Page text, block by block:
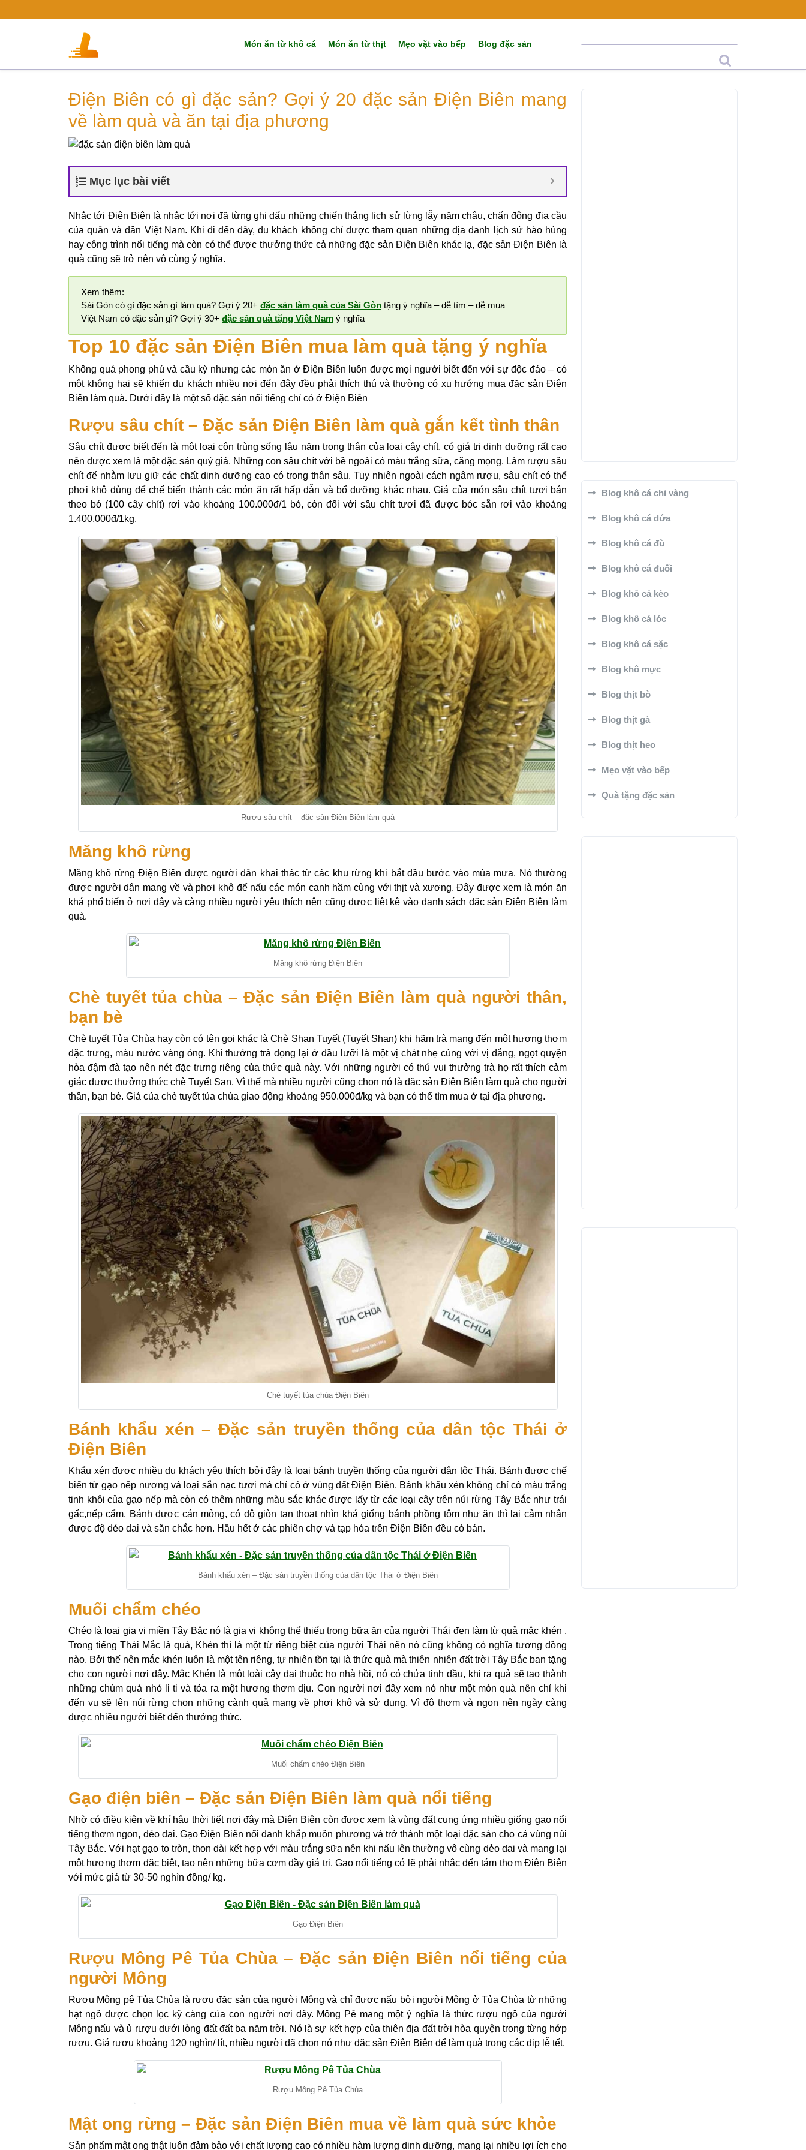
to
Món ăn từ khô cá Món ăn từ thịt Mẹo vặt vào bếp Blog đặc sản
Điện Biên có gì đặc sản? Gợi ý 20 đặc sản Điện Biên mang
về làm quà và ăn tại địa phương
Mục lục bài viết
Nhắc tới Điện Biên là nhắc tới nơi đã từng ghi dấu những chiến thắng lịch sử lừng lẫy năm châu, chấn động địa cầu
của quân và dân Việt Nam. Khi đi đến đây, du khách không chỉ được tham quan những địa danh lịch sử hào hùng
hay công trình nổi tiếng mà còn có thể được thưởng thức cả những đặc sản Điện Biên khác lạ, đặc sản Điện Biên là
quà cũng sẽ trở nên vô cùng ý nghĩa.
Xem thêm:
Sài Gòn có gì đặc sản gì làm quà? Gợi ý 20+ đặc sản làm quà của Sài Gòn tặng ý nghĩa – dễ tìm – dễ mua
Việt Nam có đặc sản gì? Gợi ý 30+ đặc sản quà tặng Việt Nam ý nghĩa
Top 10 đặc sản Điện Biên mua làm quà tặng ý nghĩa
Không quá phong phú và cầu kỳ nhưng các món ăn ở Điện Biên luôn được mọi người biết đến với sự độc đáo – có
một không hai sẽ khiến du khách nhiều nơi đến đây đều phải thích thú và thường có xu hướng mua đặc sản Điện
Biên làm quà. Dưới đây là một số đặc sản nổi tiếng chỉ có ở Điện Biên
Rượu sâu chít – Đặc sản Điện Biên làm quà gắn kết tình thân
Sâu chít được biết đến là một loại côn trùng sống lâu năm trong thân của loại cây chít, có giá trị dinh dưỡng rất cao
nên được xem là một đặc sản quý giá. Những con sâu chít với bề ngoài có màu trắng sữa, căng mọng. Làm rượu sâu
chít để nhằm lưu giữ các chất dinh dưỡng cao có trong thân sâu. Tuy nhiên ngoài cách ngâm rượu, sâu chít có thể
phơi khô dùng để chế biến thành các món ăn rất hấp dẫn và bổ dưỡng khác nhau. Giá của món sâu chít tươi bán
theo bó (100 cây chít) rơi vào khoảng 100.000đ/1 bó, còn đối với sâu chít tươi đã được bóc sẵn rơi vào khoảng
1.400.000đ/1kg.
Rượu sâu chít – đặc sản Điện Biên làm quà
Măng khô rừng
Măng khô rừng Điện Biên được người dân khai thác từ các khu rừng khi bắt đầu bước vào mùa mưa. Nó thường
được người dân mang về và phơi khô để nấu các món canh hầm cùng với thịt và xương. Đây được xem là món ăn
khá phổ biến ở nơi đây và càng nhiều người yêu thích nên cũng được liệt kê vào danh sách đặc sản Điện Biên làm
quà.
Măng khô rừng Điện Biên
Chè tuyết tủa chùa – Đặc sản Điện Biên làm quà người thân,
bạn bè
Chè tuyết Tủa Chùa hay còn có tên gọi khác là Chè Shan Tuyết (Tuyết Shan) khi hãm trà mang đến một hương thơm
đặc trưng, màu nước vàng óng. Khi thưởng trà đọng lại ở đầu lưỡi là một vị chát nhẹ cùng với vị đắng, ngọt quyện
hòa đậm đà tạo nên nét đặc trưng riêng của thức quà này. Với những người có thú vui thưởng trà họ rất thích cảm
giác được thưởng thức chè Tuyết San. Vì thế mà nhiều người cũng chọn nó là đặc sản Điện Biên làm quà cho người
thân, bạn bè. Giá của chè tuyết tủa chùa giao động khoảng 950.000đ/kg và bạn có thể tìm mua ở tại địa phương.
Chè tuyết tủa chùa Điện Biên
Bánh khẩu xén – Đặc sản truyền thống của dân tộc Thái ở
Điện Biên
Khẩu xén được nhiều du khách yêu thích bởi đây là loại bánh truyền thống của người dân tộc Thái. Bánh được chế
biến từ gạo nếp nương và loại sắn nạc tươi mà chỉ có ở vùng đất Điện Biên. Bánh khẩu xén không chỉ có màu trắng
tinh khôi của gạo nếp mà còn có thêm những màu sắc khác được lấy từ các loại cây trên núi rừng Tây Bắc như trái
gấc,nếp cẩm. Bánh được cán mỏng, có độ giòn tan thoạt nhìn khá giống bánh phồng tôm như ăn thì lại cảm nhận
được độ dẻo dai và săn chắc hơn. Hầu hết ở các phiên chợ và tạp hóa trên Điện Biên đều có bán.
Bánh khẩu xén – Đặc sản truyền thống của dân tộc Thái ở Điện Biên
Muối chẩm chéo
Chéo là loại gia vị miền Tây Bắc nó là gia vị không thể thiếu trong bữa ăn của người Thái đen làm từ quả mắc khén .
Trong tiếng Thái Mắc là quả, Khén thì là một từ riêng biệt của người Thái nên nó cũng không có nghĩa tương đồng
nào. Bởi thế nên mắc khén luôn là một tên riêng, tự nhiên tồn tại là thức quà mà thiên nhiên đất trời Tây Bắc ban tặng
cho con người nơi đây. Mắc Khén là một loài cây dại thuộc họ nhà hồi, nó có chứa tinh dầu, khi ra quả sẽ tạo thành
những chùm quả nhỏ li ti và tỏa ra một hương thơm dịu. Con người nơi đây xem nó như một món quà nên chỉ khi
đến vụ sẽ lên núi rừng chọn những cành quả mang về phơi khô và sử dụng. Vì độ thơm và ngon nên ngày càng
được nhiều người biết đến thưởng thức.
Muối chẩm chéo Điện Biên
Gạo điện biên – Đặc sản Điện Biên làm quà nổi tiếng
Nhờ có điều kiện về khí hậu thời tiết nơi đây mà Điện Biên còn được xem là vùng đất cung ứng nhiều giống gạo nổi
tiếng thơm ngon, dẻo dai. Gạo Điện Biên nổi danh khắp muôn phương và trở thành một loại đặc sản cho cả vùng núi
Tây Bắc. Với hạt gạo to tròn, thon dài kết hợp với màu trắng sữa nên khi nấu lên thường vô cùng dẻo dai và mang lại
một hương thơm đặc biệt, tạo nên những bữa cơm đầy giá trị. Gạo nổi tiếng có lẽ phải nhắc đến tám thơm Điện Biên
với mức giá từ 30-50 nghìn đồng/ kg.
Gạo Điện Biên
Rượu Mông Pê Tủa Chùa – Đặc sản Điện Biên nổi tiếng của
người Mông
Rượu Mông pê Tủa Chùa là rượu đặc sản của người Mông và chỉ được nấu bởi người Mông ở Tủa Chùa từ những
hạt ngô được chọn lọc kỹ càng của con người nơi đây. Mông Pê mang một ý nghĩa là thức rượu ngô của người
Mông nấu và ủ rượu dưới lòng đất đất ba năm trời. Nó là sự kết hợp của thiên địa đất trời hòa quyện trong từng hớp
rượu. Giá rượu khoảng 120 nghìn/ lít, nhiều người đã chọn nó như đặc sản Điện Biên để làm quà trong các dịp lễ tết.
Rượu Mông Pê Tủa Chùa
Mật ong rừng – Đặc sản Điện Biên mua về làm quà sức khỏe
Sản phẩm mật ong thật luôn đảm bảo với chất lượng cao có nhiều hàm lượng dinh dưỡng, mang lại nhiều lợi ích cho
Blog khô cá chỉ vàng
Blog khô cá dứa
Blog khô cá đù
Blog khô cá đuối
Blog khô cá kèo
Blog khô cá lóc
Blog khô cá sặc
Blog khô mực
Blog thịt bò
Blog thịt gà
Blog thịt heo
Mẹo vặt vào bếp
Quà tặng đặc sản